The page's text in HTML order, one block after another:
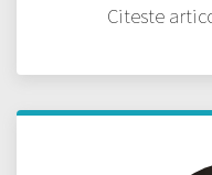
Citeste